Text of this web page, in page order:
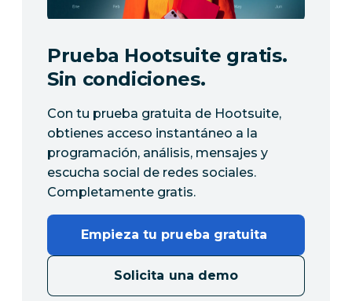
Prueba Hootsuite gratis.
Sin condiciones.
Con tu prueba gratuita de Hootsuite,
obtienes acceso instantáneo a la
programación, análisis, mensajes y
escucha social de redes sociales.
Completamente gratis.
Empieza tu prueba gratuita
Solicita una demo